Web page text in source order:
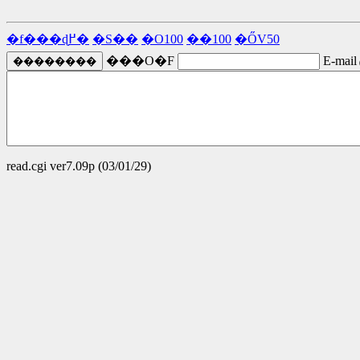
�f���ɖ߂� �S�� �O100 ��100 �ŐV50
���O�F
E-mail
read.cgi ver7.09p (03/01/29)